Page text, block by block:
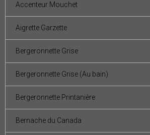
Accenteur Mouchet
Aigrette Garzette
Bergeronnette Grise
Bergeronnette Grise (Au bain)
Bergeronnette Printanière
Bernache du Canada